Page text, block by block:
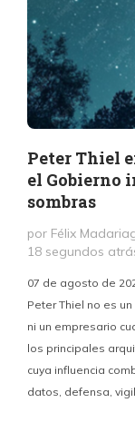
Peter Thiel
el Gobierno
sombras
por Félix
18 segundos
07 de agosto de
Peter Thiel no es
ni un empresario
los principales
cuya influencia
datos, defensa,